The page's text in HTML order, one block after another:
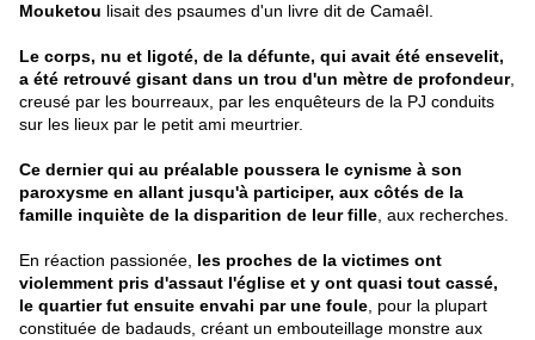
Mouketou lisait des psaumes d'un livre dit de Camaêl.
Le corps, nu et ligoté, de la défunte, qui avait été ensevelit,
a été retrouvé gisant dans un trou d'un mètre de profondeur,
creusé par les bourreaux, par les enquêteurs de la PJ conduits
sur les lieux par le petit ami meurtrier.
Ce dernier qui au préalable poussera le cynisme à son
paroxysme en allant jusqu'à participer, aux côtés de la
famille inquiète de la disparition de leur fille , aux recherches.
En réaction passionée, les proches de la victimes ont
violemment pris d'assaut l'église et y ont quasi tout cassé,
le quartier fut ensuite envahi par une foule , pour la plupart
constituée de badauds, créant un embouteillage monstre aux